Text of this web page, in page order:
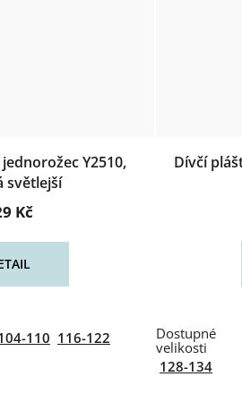
Y2510,
světlejší
Kč
110 116-122
Dívčí
128-134